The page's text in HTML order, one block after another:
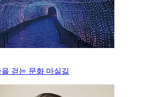
걷는 문화 마실길